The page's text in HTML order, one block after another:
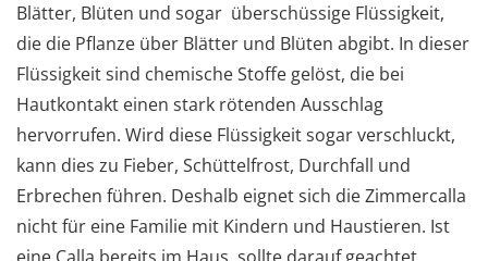
Blätter, Blüten und sogar überschüssige Flüssigkeit,
die die Pflanze über Blätter und Blüten abgibt. In dieser
Flüssigkeit sind chemische Stoffe gelöst, die bei
Hautkontakt einen stark rötenden Ausschlag
hervorrufen. Wird diese Flüssigkeit sogar verschluckt,
kann dies zu Fieber, Schüttelfrost, Durchfall und
Erbrechen führen. Deshalb eignet sich die Zimmercalla
nicht für eine Familie mit Kindern und Haustieren. Ist